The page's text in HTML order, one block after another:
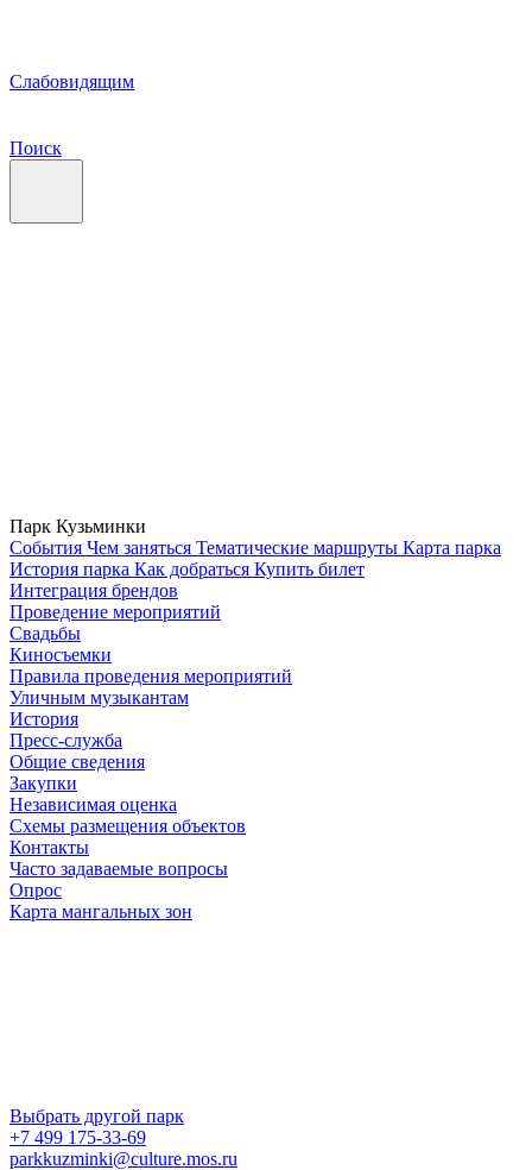
Слабовидящим
Поиск
Парк Кузьминки
Cобытия Чем заняться Тематические маршруты Карта парка
История парка Как добраться Купить билет
Интеграция брендов
Проведение мероприятий
Свадьбы
Киносъемки
Правила проведения мероприятий
Уличным музыкантам
История
Пресс-служба
Общие сведения
Закупки
Независимая оценка
Схемы размещения объектов
Контакты
Часто задаваемые вопросы
Опрос
Карта мангальных зон
Выбрать другой парк
+7 499 175-33-69
parkkuzminki@culture.mos.ru